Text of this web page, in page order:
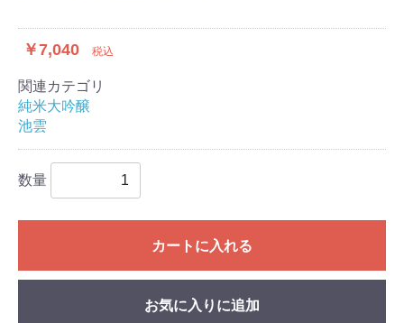
￥7,040 税込
関連カテゴリ
純米大吟醸
池雲
数量
カートに入れる
お気に入りに追加